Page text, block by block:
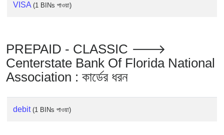
VISA (1 BINs পাওয়া)
PREPAID - CLASSIC 🡒
Centerstate Bank Of Florida National
Association : কার্ডের ধরন
debit (1 BINs পাওয়া)